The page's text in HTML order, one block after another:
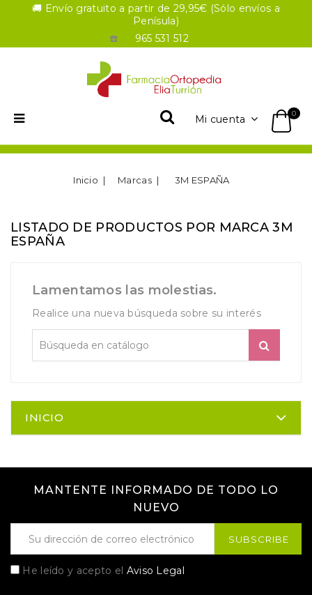
🚚 Envío gratuito a partir de 29,95€ (Sólo envíos a
Penísula)
☎️
965 531 512
Mi cuenta 0
Inicio Marcas 3M ESPAÑA
LISTADO DE PRODUCTOS POR MARCA 3M
ESPAÑA
Lamentamos las molestias.
Realice una nueva búsqueda sobre su interés
INICIO
MANTENTE INFORMADO DE TODO LO
NUEVO
He leído y acepto el Aviso Legal